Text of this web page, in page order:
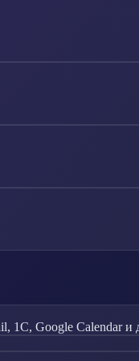
1С, Google Calendar